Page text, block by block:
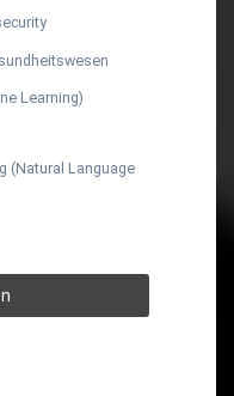
Learning)
(Natural Language